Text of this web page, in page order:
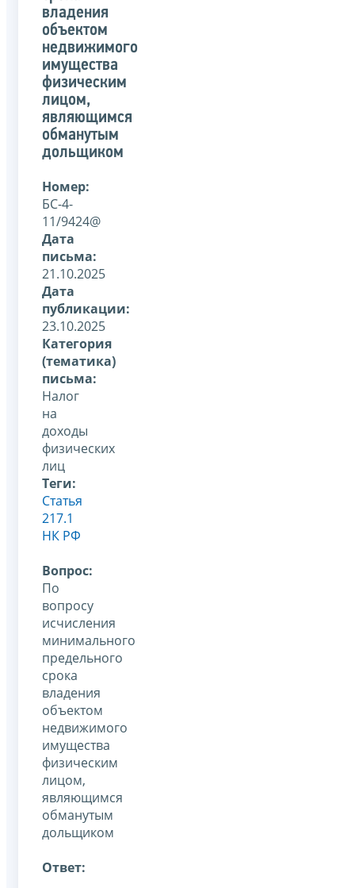
владения
объектом
недвижимого
имущества
физическим
лицом,
являющимся
обманутым
дольщиком
Номер:
БС-4-
11/9424@
Дата
письма:
21.10.2025
Дата
публикации:
23.10.2025
Категория
(тематика)
письма:
Налог
на
доходы
физических
лиц
Теги:
Статья
217.1
НК РФ
Вопрос:
По
вопросу
исчисления
минимального
предельного
срока
владения
объектом
недвижимого
имущества
физическим
лицом,
являющимся
обманутым
дольщиком
Ответ: